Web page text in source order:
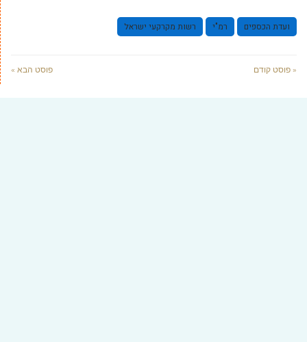
ועדת הכספים רמ"י רשות מקרקעי ישראל
« פוסט קודם פוסט הבא »